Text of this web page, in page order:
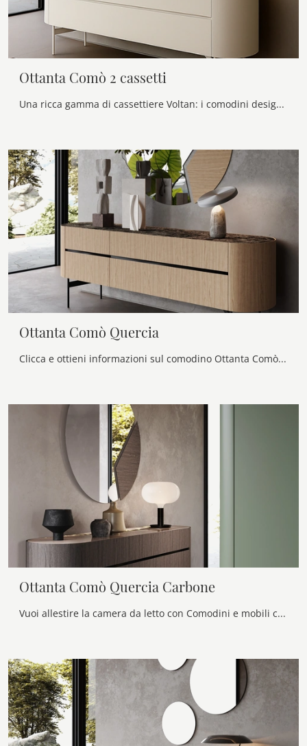
Ottanta Comò 2 cassetti
Una ricca gamma di cassettiere Voltan: i comodini design in laccato opaco, come Ottanta Comò 2 cassetti, sono tra le soluzioni più originali.
Ottanta Comò Quercia
Clicca e ottieni informazioni sul comodino Ottanta Comò Quercia: Comodini e mobili con cassetti di Voltan sono ideali per spazi design.
Ottanta Comò Quercia Carbone
Vuoi allestire la camera da letto con Comodini e mobili con cassetti di Voltan? Eccoti il modello Ottanta Comò Quercia Carbone in legno per spazi ...